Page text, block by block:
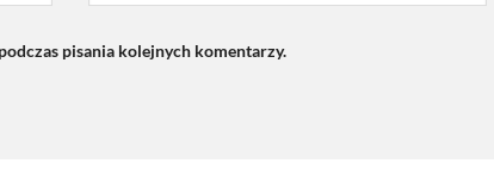
pisania kolejnych komentarzy.